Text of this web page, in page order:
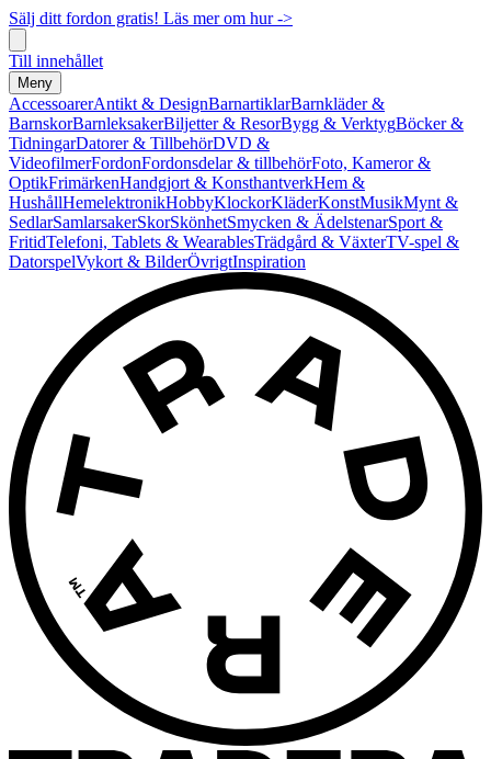
Sälj ditt fordon gratis! Läs mer om hur ->
Till innehållet
Meny
AccessoarerAntikt & DesignBarnartiklarBarnkläder &
BarnskorBarnleksakerBiljetter & ResorBygg & VerktygBöcker &
TidningarDatorer & TillbehörDVD &
VideofilmerFordonFordonsdelar & tillbehörFoto, Kameror &
OptikFrimärkenHandgjort & KonsthantverkHem &
HushållHemelektronikHobbyKlockorKläderKonstMusikMynt &
SedlarSamlarsakerSkorSkönhetSmycken & ÄdelstenarSport &
FritidTelefoni, Tablets & WearablesTrädgård & VäxterTV-spel &
DatorspelVykort & BilderÖvrigtInspiration